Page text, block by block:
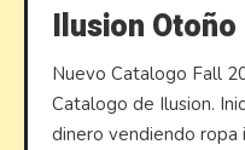
Ilusion
Nuevo Catalogo Fall
Catalogo de Ilusion.
dinero vendiendo ropa